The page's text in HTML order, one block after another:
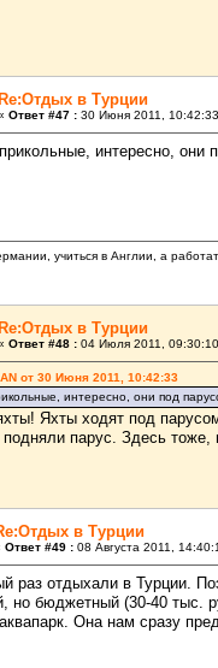
в Турции
Ответ #47 : 30 Июня 2011,
интересно,
учиться в Англии, а
в Турции
Ответ #48 : 04 Июля 2011,
от 30 Июня 2011, 10:42:33
интересно, они под
Яхты ходят под
парус. Здесь тоже,
в Турции
Ответ #49 : 08 Августа 2011,
раз отдыхали в Турции.
но бюджетный (30-40 тыс.
Она нам сразу